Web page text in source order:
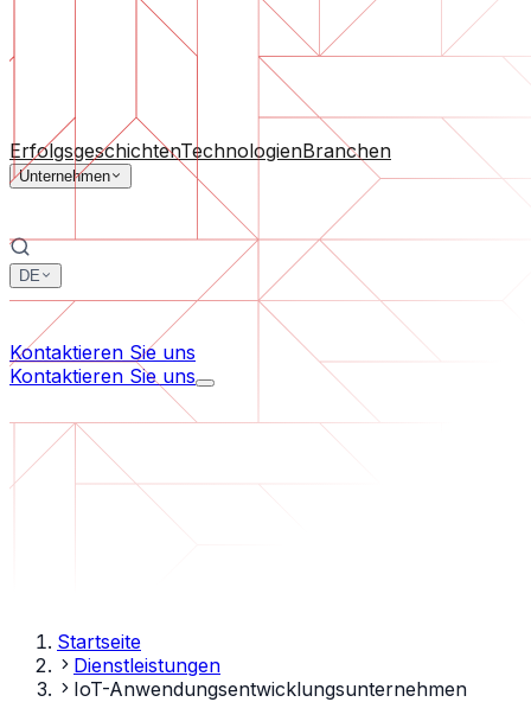
Laufende Wartung oder Rettung eines Projekts, das aus
Nach Unternehmensgröße
Für mittelständische Unternehmen
Alle Dienstleistungen
ErfolgsgeschichtenTechnologienBranchen
Unternehmen
DE
한국어
Kontaktieren Sie uns
Kontaktieren Sie uns
Startseite
Dienstleistungen
IoT-Anwendungsentwicklungsunternehmen